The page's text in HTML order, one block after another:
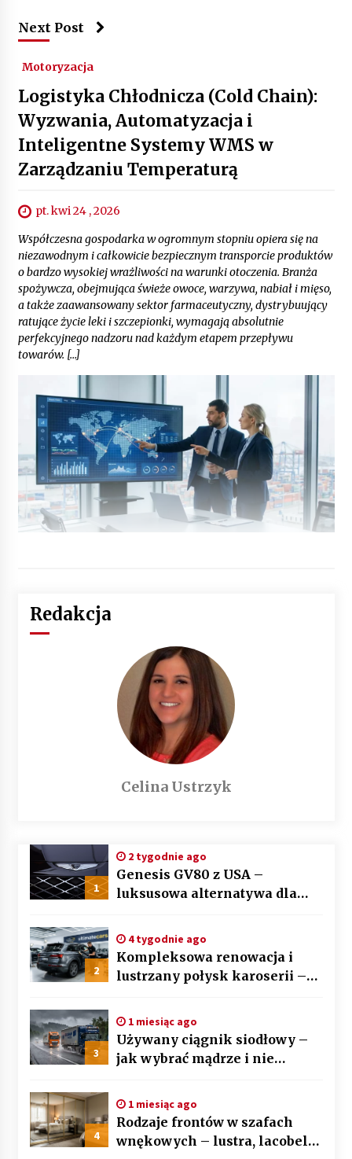
Next Post
Motoryzacja
Logistyka Chłodnicza (Cold Chain):
Wyzwania, Automatyzacja i
Inteligentne Systemy WMS w
Zarządzaniu Temperaturą
pt. kwi 24 , 2026
Współczesna gospodarka w ogromnym stopniu opiera się na
niezawodnym i całkowicie bezpiecznym transporcie produktów
o bardzo wysokiej wrażliwości na warunki otoczenia. Branża
spożywcza, obejmująca świeże owoce, warzywa, nabiał i mięso,
a także zaawansowany sektor farmaceutyczny, dystrybuujący
ratujące życie leki i szczepionki, wymagają absolutnie
perfekcyjnego nadzoru nad każdym etapem przepływu
towarów. […]
Redakcja
Celina Ustrzyk
1
2 tygodnie ago
Genesis GV80 z USA –
luksusowa alternatywa dla
2
4 tygodnie ago
Kompleksowa renowacja i
lustrzany połysk karoserii –
3
1 miesiąc ago
Używany ciągnik siodłowy –
jak wybrać mądrze i nie
po kroku
4
1 miesiąc ago
Rodzaje frontów w szafach
wnękowych – lustra, lacobel